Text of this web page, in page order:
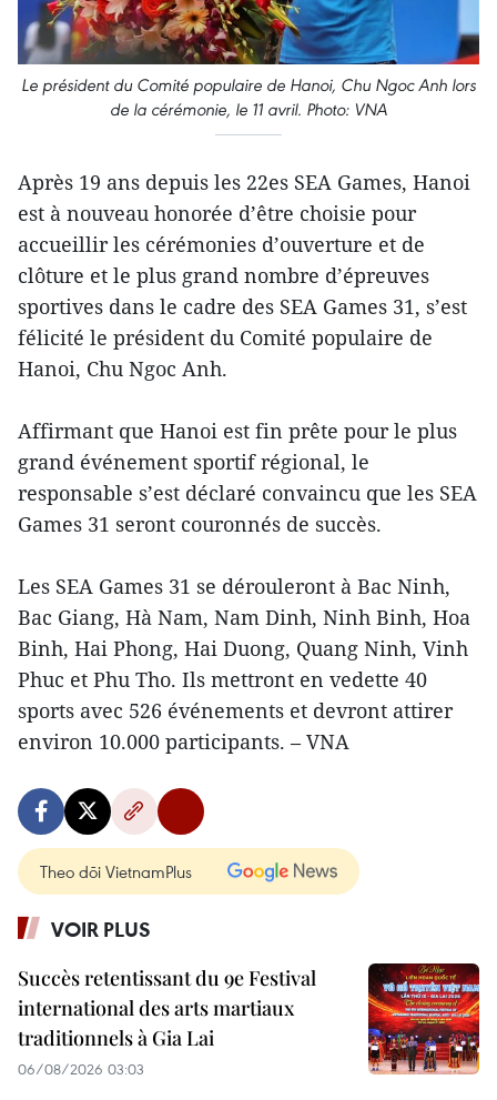
Le président du Comité populaire de Hanoi, Chu Ngoc Anh lors
de la cérémonie, le 11 avril. Photo: VNA
Après 19 ans depuis les 22es SEA Games, Hanoi
est à nouveau honorée d’être choisie pour
accueillir les cérémonies d’ouverture et de
clôture et le plus grand nombre d’épreuves
sportives dans le cadre des SEA Games 31, s’est
félicité le président du Comité populaire de
Hanoi, Chu Ngoc Anh.
Affirmant que Hanoi est fin prête pour le plus
grand événement sportif régional, le
responsable s’est déclaré convaincu que les SEA
Games 31 seront couronnés de succès.
Les SEA Games 31 se dérouleront à Bac Ninh,
Bac Giang, Hà Nam, Nam Dinh, Ninh Binh, Hoa
Binh, Hai Phong, Hai Duong, Quang Ninh, Vinh
Phuc et Phu Tho. Ils mettront en vedette 40
sports avec 526 événements et devront attirer
environ 10.000 participants. – VNA
Theo dõi VietnamPlus
VOIR PLUS
Succès retentissant du 9e Festival
international des arts martiaux
traditionnels à Gia Lai
06/08/2026 03:03